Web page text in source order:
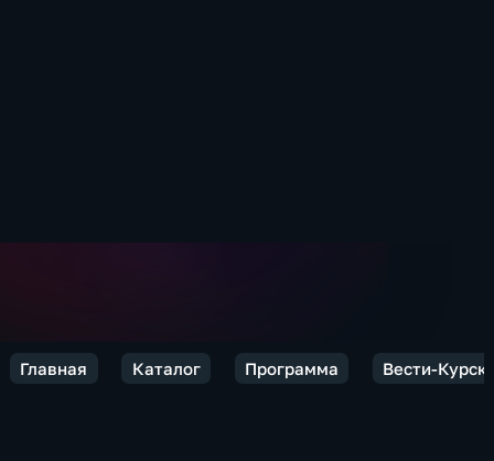
Главная Каталог Программа Вести-Курск